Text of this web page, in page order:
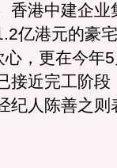
香港中建企业
亿港元的豪
心，更在今年
接近完工阶段
纪人陈善之则